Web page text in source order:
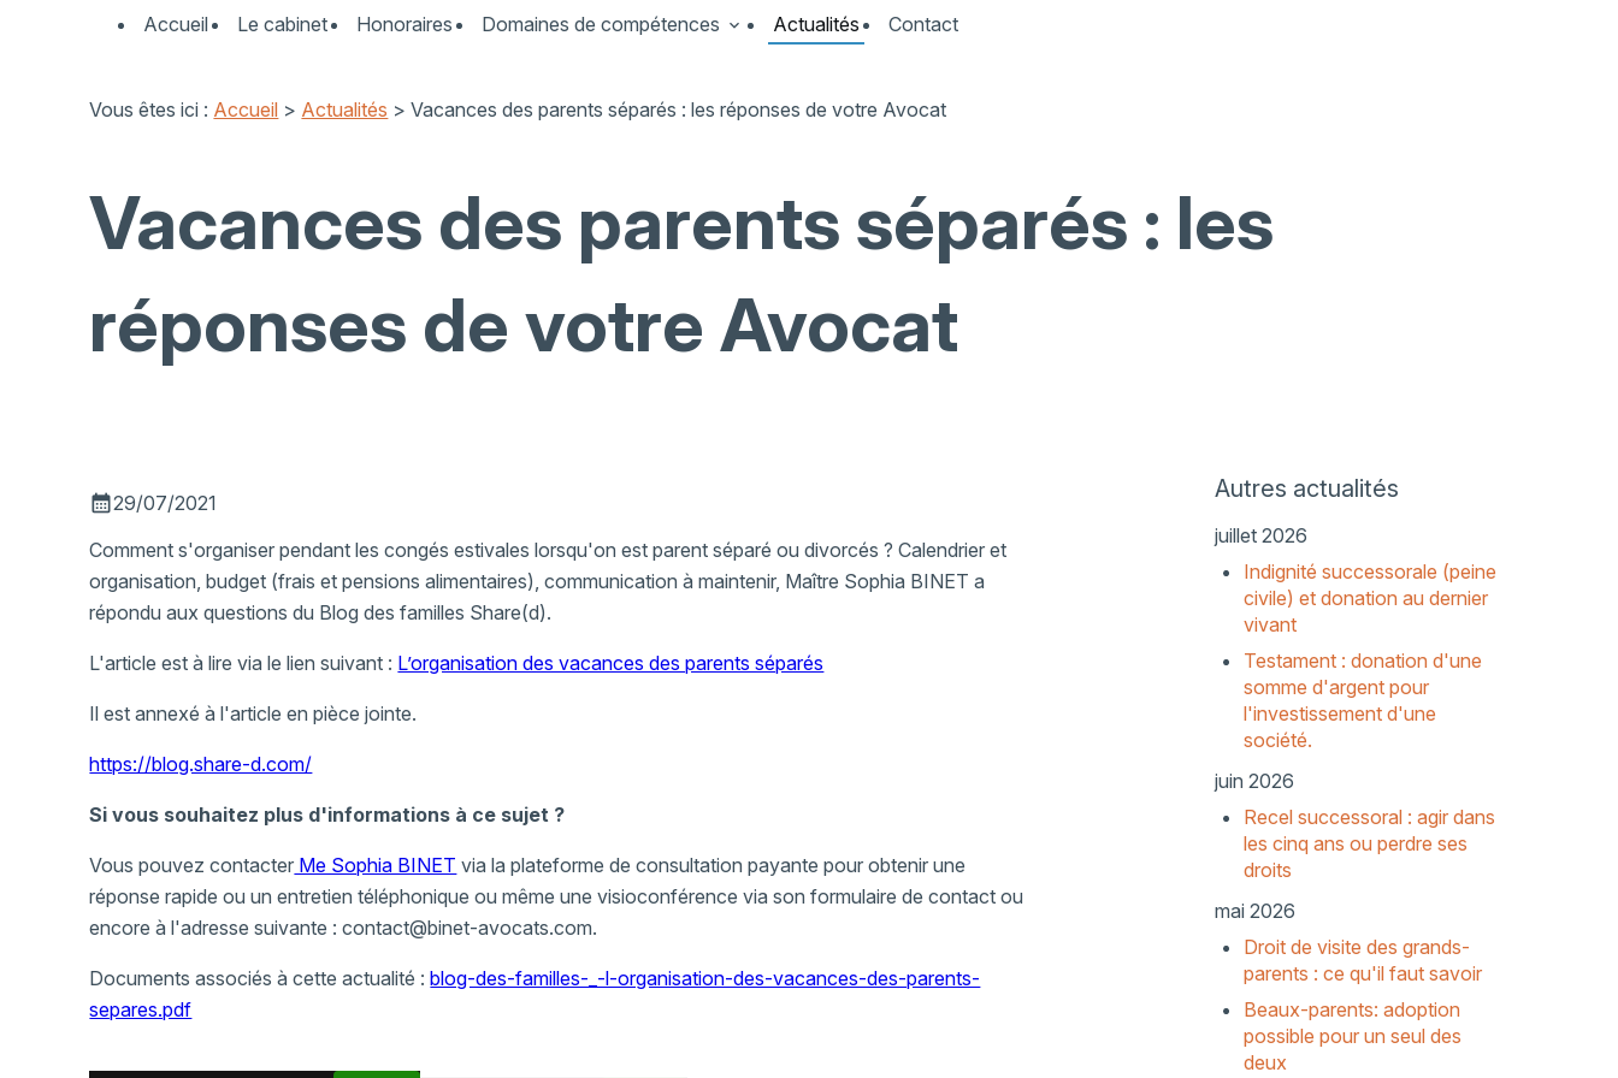
Accueil Le cabinet Honoraires Domaines de compétences Actualités Contact
Vous êtes ici : Accueil > Actualités > Vacances des parents séparés : les réponses de votre Avocat
Vacances des parents séparés : les
réponses de votre Avocat
calendar_month29/07/2021
Comment s'organiser pendant les congés estivales lorsqu'on est parent séparé ou divorcés ? Calendrier et
organisation, budget (frais et pensions alimentaires), communication à maintenir, Maître Sophia BINET a
répondu aux questions du Blog des familles Share(d).
L'article est à lire via le lien suivant : L’organisation des vacances des parents séparés
Il est annexé à l'article en pièce jointe.
https://blog.share-d.com/
Si vous souhaitez plus d'informations à ce sujet ?
Vous pouvez contacter Me Sophia BINET via la plateforme de consultation payante pour obtenir une
réponse rapide ou un entretien téléphonique ou même une visioconférence via son formulaire de contact ou
encore à l'adresse suivante : contact@binet-avocats.com.
Documents associés à cette actualité :blog-des-familles-_-l-organisation-des-vacances-des-parents-
separes.pdf
Autres actualités
juillet 2026
Indignité successorale (peine
civile) et donation au dernier
vivant
Testament : donation d'une
somme d'argent pour
l'investissement d'une
société.
juin 2026
Recel successoral : agir dans
les cinq ans ou perdre ses
droits
mai 2026
Droit de visite des grands-
parents : ce qu'il faut savoir
Beaux-parents: adoption
possible pour un seul des
deux
Panneau de gestion des cookies